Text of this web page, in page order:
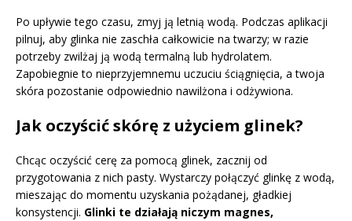
Po upływie tego czasu, zmyj ją letnią wodą. Podczas aplikacji
pilnuj, aby glinka nie zaschła całkowicie na twarzy; w razie
potrzeby zwilżaj ją wodą termalną lub hydrolatem.
Zapobiegnie to nieprzyjemnemu uczuciu ściągnięcia, a twoja
skóra pozostanie odpowiednio nawilżona i odżywiona.
Jak oczyścić skórę z użyciem glinek?
Chcąc oczyścić cerę za pomocą glinek, zacznij od
przygotowania z nich pasty. Wystarczy połączyć glinkę z wodą,
mieszając do momentu uzyskania pożądanej, gładkiej
konsystencji. Glinki te działają niczym magnes,